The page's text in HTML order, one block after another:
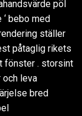
pöl
bebo med
ställer
påtaglig rikets
fönster . storsint
och leva
bred